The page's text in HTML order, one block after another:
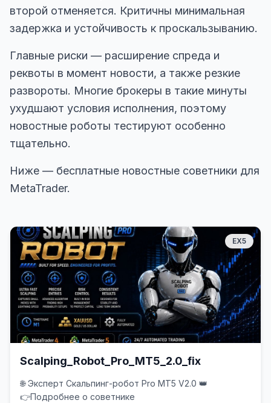
второй отменяется. Критичны минимальная
задержка и устойчивость к проскальзыванию.
Главные риски — расширение спреда и
реквоты в момент новости, а также резкие
развороты. Многие брокеры в такие минуты
ухудшают условия исполнения, поэтому
новостные роботы тестируют особенно
тщательно.
Ниже — бесплатные новостные советники для
MetaTrader.
EX5
Scalping_Robot_Pro_MT5_2.0_fix
🌐 Эксперт Скальпинг-робот Pro MT5 V2.0 👑
👉Подробнее о советнике